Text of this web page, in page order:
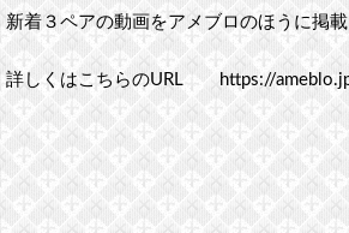
新着３ペアの動画をアメブロのほうに掲
詳しくはこちらのURL https://